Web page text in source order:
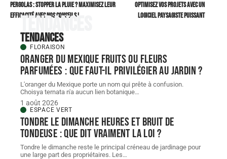
Pergolas : stopper la pluie ? Maximisez leur
efficacité avec nos conseils !
Optimisez vos projets avec un
logiciel paysagiste puissant
Tendances
Tendances
FLORAISON
Oranger du Mexique fruits ou fleurs
parfumées : que faut-il privilégier au jardin ?
L'oranger du Mexique porte un nom qui prête à confusion.
Choisya ternata n'a aucun lien botanique…
1 août 2026
ESPACE VERT
Tondre le dimanche heures et bruit de
tondeuse : que dit vraiment la loi ?
Tondre le dimanche reste le principal créneau de jardinage pour
une large part des propriétaires. Les…